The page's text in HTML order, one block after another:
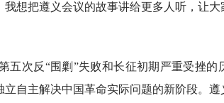
我想把遵义会议的故事讲给更多人听，让
五次反“围剿”失败和长征初期严重受挫的
自主解决中国革命实际问题的新阶段。